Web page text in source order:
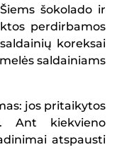
šokolado ir
perdirbamos
koreksai
saldainiams
jos pritaikytos
Ant kiekvieno
atspausti